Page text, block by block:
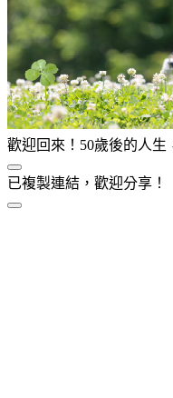
歡迎回來！50歲後的人生
已複製連結，歡迎分享！